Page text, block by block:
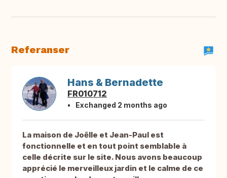
Referanser
Hans & Bernadette
FR010712
Exchanged 2 months ago
La maison de Joẽlle et Jean-Paul est
fonctionnelle et en tout point semblable à
celle décrite sur le site. Nous avons beaucoup
apprécié le merveilleux jardin et le calme de ce